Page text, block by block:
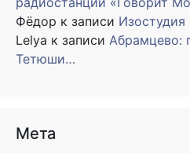
Фёдор к записи Изостудия
Lelya к записи Абрамцево:
Тетюши…
Мета